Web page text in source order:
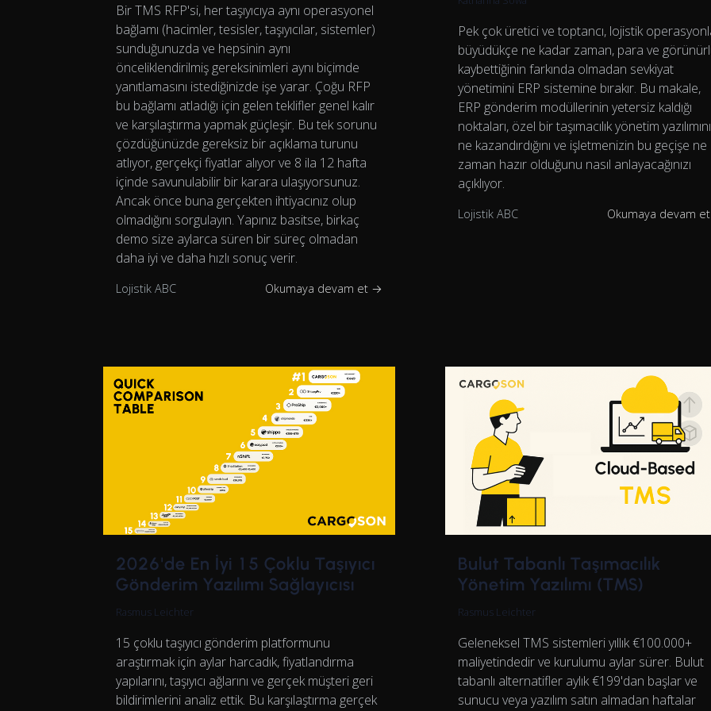
Bir TMS RFP'si, her taşıyıcıya aynı operasyonel
bağlamı (hacimler, tesisler, taşıyıcılar, sistemler)
sunduğunuzda ve hepsinin aynı
önceliklendirilmiş gereksinimleri aynı biçimde
yanıtlamasını istediğinizde işe yarar. Çoğu RFP
bu bağlamı atladığı için gelen teklifler genel kalır
ve karşılaştırma yapmak güçleşir. Bu tek sorunu
çözdüğünüzde gereksiz bir açıklama turunu
atlıyor, gerçekçi fiyatlar alıyor ve 8 ila 12 hafta
içinde savunulabilir bir karara ulaşıyorsunuz.
Ancak önce buna gerçekten ihtiyacınız olup
olmadığını sorgulayın. Yapınız basitse, birkaç
demo size aylarca süren bir süreç olmadan
daha iyi ve daha hızlı sonuç verir.
Lojistik ABC Okumaya devam et →
Pek çok üretici ve toptancı, lojistik
büyüdükçe ne kadar zaman, para ve
kaybettiğinin farkında olmadan sevkiyat
yönetimini ERP sistemine bırakır. Bu makale,
ERP gönderim modüllerinin yetersiz kaldığı
noktaları, özel bir taşımacılık yönetim
ne kazandırdığını ve işletmenizin bu geçişe ne
zaman hazır olduğunu nasıl anlayacağınızı
açıklıyor.
Lojistik ABC Okumaya devam
2026'de En İyi 15 Çoklu Taşıyıcı
Gönderim Yazılımı Sağlayıcısı
Rasmus Leichter
15 çoklu taşıyıcı gönderim platformunu
araştırmak için aylar harcadık, fiyatlandırma
yapılarını, taşıyıcı ağlarını ve gerçek müşteri geri
bildirimlerini analiz ettik. Bu karşılaştırma gerçek
Bulut Tabanlı Taşımacılık
Yönetim Yazılımı (TMS)
Rasmus Leichter
Geleneksel TMS sistemleri yıllık €100.000+
maliyetindedir ve kurulumu aylar sürer. Bulut
tabanlı alternatifler aylık €199'dan başlar ve
sunucu veya yazılım satın almadan haftalar